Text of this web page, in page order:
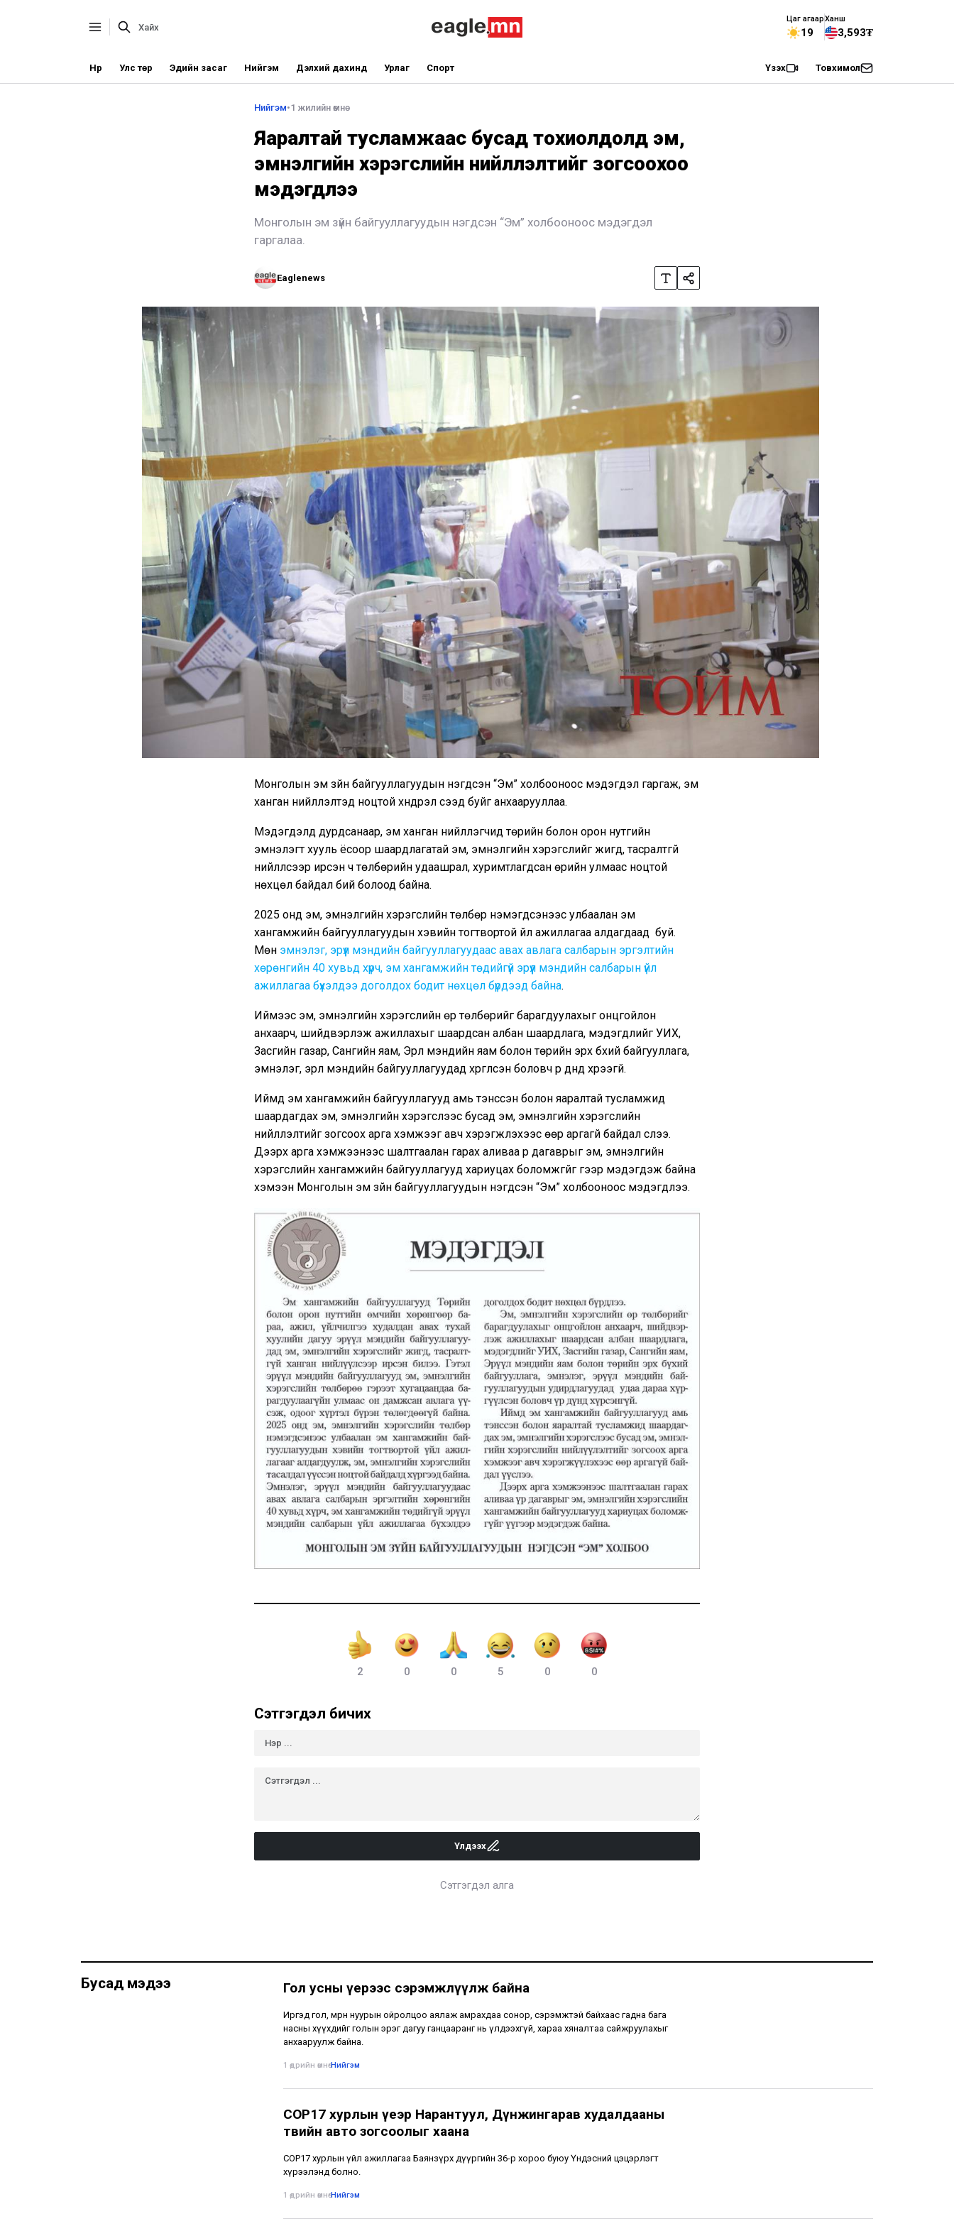
Цаг агаар
19
Ханш
3,593₮
Нүүр Улс төр Эдийн засаг Нийгэм Дэлхий дахинд Урлаг Спорт Үзэх Товхимол
Нийгэм•1 жилийн өмнө
Яаралтай тусламжаас бусад тохиолдолд эм,
эмнэлгийн хэрэгслийн нийлүүлэлтийг зогсоохоо
мэдэгдлээ
Монголын эм зүйн байгууллагуудын нэгдсэн “Эм” холбооноос мэдэгдэл
гаргалаа.
Eaglenews
Монголын эм зүйн байгууллагуудын нэгдсэн “Эм” холбооноос мэдэгдэл гаргаж, эм
ханган нийлүүлэлтэд ноцтой хүндрэл үүсээд буйг анхаарууллаа.
Мэдэгдэлд дурдсанаар, эм ханган нийлүүлэгчид төрийн болон орон нутгийн
эмнэлэгт хууль ёсоор шаардлагатай эм, эмнэлгийн хэрэгслийг жигд, тасралтгүй
нийлүүлсээр ирсэн ч төлбөрийн удаашрал, хуримтлагдсан өрийн улмаас ноцтой
нөхцөл байдал бий болоод байна.
2025 онд эм, эмнэлгийн хэрэгслийн төлбөр нэмэгдсэнээс улбаалан эм
хангамжийн байгууллагуудын хэвийн тогтвортой үйл ажиллагаа алдагдаад буй.
Мөн эмнэлэг, эрүүл мэндийн байгууллагуудаас авах авлага салбарын эргэлтийн
хөрөнгийн 40 хувьд хүрч, эм хангамжийн төдийгүй эрүүл мэндийн салбарын үйл
ажиллагаа бүхэлдээ доголдох бодит нөхцөл бүрдээд байна.
Иймээс эм, эмнэлгийн хэрэгслийн өр төлбөрийг барагдуулахыг онцгойлон
анхаарч, шийдвэрлэж ажиллахыг шаардсан албан шаардлага, мэдэгдлийг УИХ,
Засгийн газар, Сангийн яам, Эрүүл мэндийн яам болон төрийн эрх бүхий байгууллага,
эмнэлэг, эрүүл мэндийн байгууллагуудад хүргүүлсэн боловч үр дүнд хүрээгүй.
Иймд эм хангамжийн байгууллагууд амь тэнссэн болон яаралтай тусламжид
шаардагдах эм, эмнэлгийн хэрэгслээс бусад эм, эмнэлгийн хэрэгслийн
нийлүүлэлтийг зогсоох арга хэмжээг авч хэрэгжүүлэхээс өөр аргагүй байдал үүслээ.
Дээрх арга хэмжээнээс шалтгаалан гарах аливаа үр дагаврыг эм, эмнэлгийн
хэрэгслийн хангамжийн байгууллагууд хариуцах боломжгүйг үүгээр мэдэгдэж байна
хэмээн Монголын эм зүйн байгууллагуудын нэгдсэн “Эм” холбооноос мэдэгдлээ.
2 0 0 5 0 0
Сэтгэгдэл бичих
Үлдээх
Сэтгэгдэл алга
Бусад мэдээ Гол усны үерээс сэрэмжлүүлж байна
Иргэд гол, мөрөн нуурын ойролцоо аялаж амрахдаа сонор, сэрэмжтэй байхаас гадна бага
насны хүүхдийг голын эрэг дагуу ганцааранг нь үлдээхгүй, хараа хяналтаа сайжруулахыг
анхааруулж байна.
1 өдрийн өмнө•Нийгэм
COP17 хурлын үеэр Нарантуул, Дүнжингарав худалдааны
төвийн авто зогсоолыг хаана
СОР17 хурлын үйл ажиллагаа Баянзүрх дүүргийн 36-р хороо буюу Үндэсний цэцэрлэгт
хүрээлэнд болно.
1 өдрийн өмнө•Нийгэм